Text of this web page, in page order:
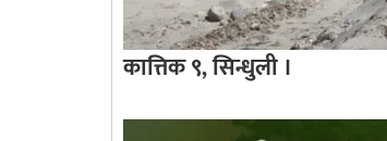
कात्तिक ९, सिन्धुली ।